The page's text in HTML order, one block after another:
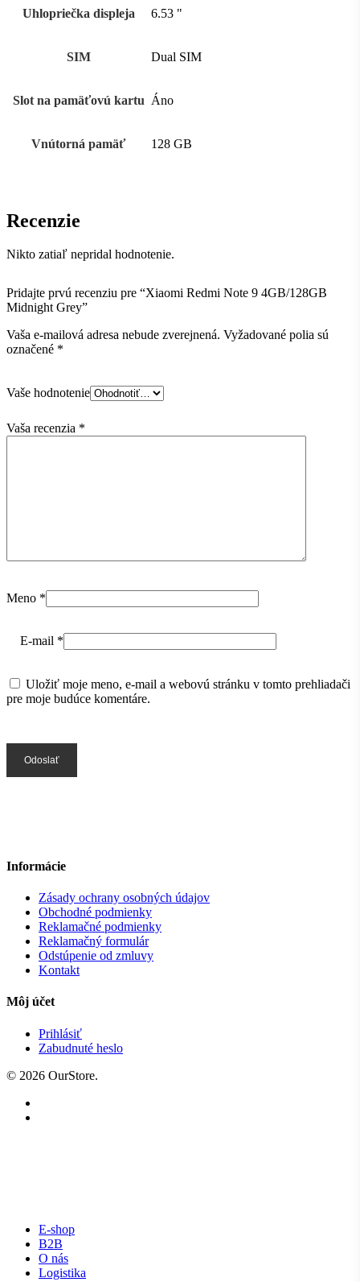
Uhlopriečka displeja 6.53 "
SIM Dual SIM
Slot na pamäťovú kartu Áno
Vnútorná pamäť 128 GB
Recenzie
Nikto zatiaľ nepridal hodnotenie.
Pridajte prvú recenziu pre “Xiaomi Redmi Note 9 4GB/128GB
Midnight Grey”
Vaša e-mailová adresa nebude zverejnená. Vyžadované polia sú
označené *
Vaše hodnotenie
Vaša recenzia *
Meno *
E-mail *
Uložiť moje meno, e-mail a webovú stránku v tomto prehliadači
pre moje budúce komentáre.
Informácie
Zásady ochrany osobných údajov
Obchodné podmienky
Reklamačné podmienky
Reklamačný formulár
Odstúpenie od zmluvy
Kontakt
Môj účet
Prihlásiť
Zabudnuté heslo
© 2026 OurStore.
E-shop
B2B
O nás
Logistika